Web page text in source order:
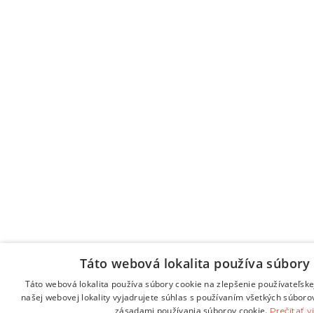
Táto webová lokalita používa súbory
Táto webová lokalita používa súbory cookie na zlepšenie
našej webovej lokality vyjadrujete súhlas s používaním všetkých
zásadami používania súborov cookie. Prečítať